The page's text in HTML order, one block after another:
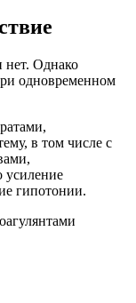
нет. Однако
одновременном
в том числе с
усиление
гипотонии.